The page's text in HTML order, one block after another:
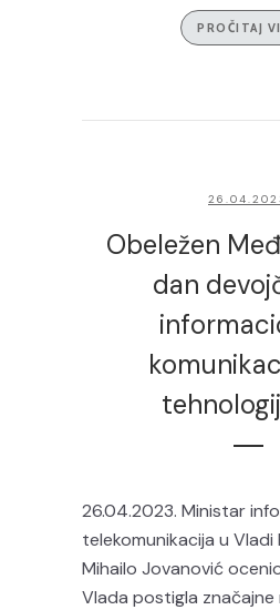
PROČITAJ
Obeležen
dan
26.04.2023. Ministar
telekomunikacija u Vladi
Mihailo Jovanović
Vlada postigla